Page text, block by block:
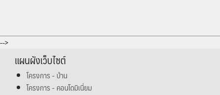
-->
แผนผังเว็บไซต์
โครงการ - บ้าน
โครงการ - คอนโดมิเนี่ยม